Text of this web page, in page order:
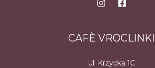
CAFÈ VROCLINKI
ul. Krzycka 1C